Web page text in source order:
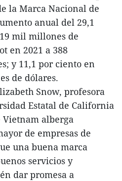
la Marca Nacional de
anual del 29,1
mil millones de
en 2021 a 388
y 11,1 por ciento en
de dólares.
Snow, profesora
Estatal de California
alberga
de empresas de
una buena marca
servicios y
dar promesa a